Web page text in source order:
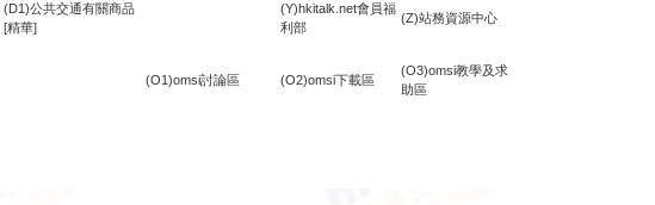
(D1)公共交通有關商品
[精華]
(Y)hkitalk.net會員福
利部
(Z)站務資源中心
(O1)omsi討論區 (O2)omsi下載區
(O3)omsi教學及求
助區